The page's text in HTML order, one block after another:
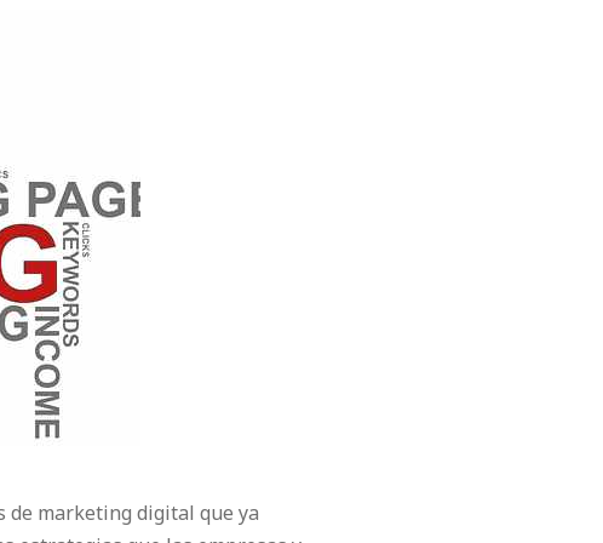
de marketing digital que ya